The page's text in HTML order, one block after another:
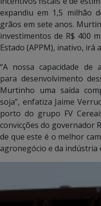
expandiu em 1,5 milhão
grãos em sete anos.
investimentos de R$ 400
Estado (APPM), inativo, irá
“A nossa capacidade de
para desenvolvimento
Murtinho uma saída
soja”, enfatiza Jaime
porto do grupo FV
convicções do governador
de que este é o melhor
agronegócio e da indústria